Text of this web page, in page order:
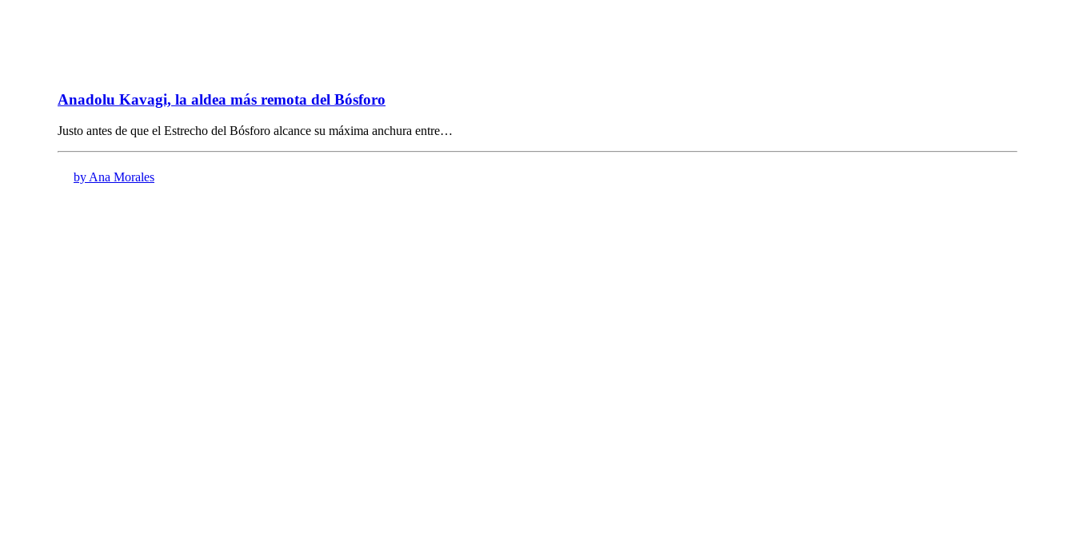
Anadolu Kavagi, la aldea más remota del Bósforo
Justo antes de que el Estrecho del Bósforo alcance su máxima anchura entre…
by Ana Morales